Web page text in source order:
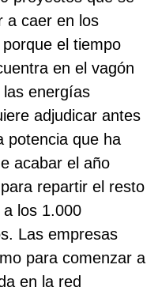
a caer en los
el tiempo
en el vagón
las energías
adjudicar antes
potencia que ha
acabar el año
repartir el resto
los 1.000
Las empresas
para comenzar a
en la red